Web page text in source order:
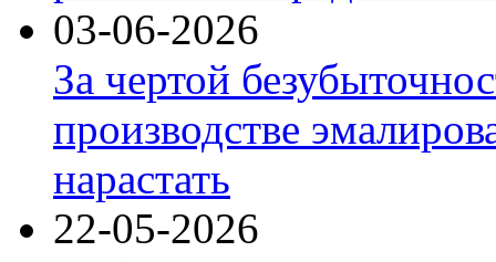
03-06-2026
За чертой
производстве
нарастать
22-05-2026